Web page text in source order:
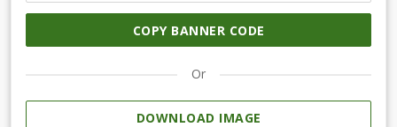
COPY BANNER CODE
Or
DOWNLOAD IMAGE